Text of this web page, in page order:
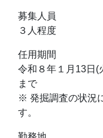
募集人員
３人程度
任用期間
令和８年１月13日(
まで
※ 発掘調査の状況
す。